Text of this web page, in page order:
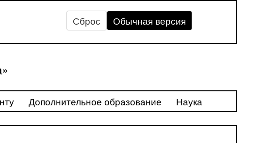
Сброс Обычная версия
Дополнительное образование Наука